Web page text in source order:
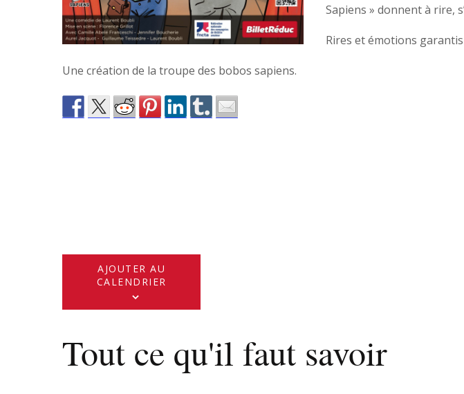
Sapiens » donnent à rire,
Rires et émotions garantis
Une création de la troupe des bobos sapiens.
AJOUTER AU
CALENDRIER
Tout ce qu'il faut savoir